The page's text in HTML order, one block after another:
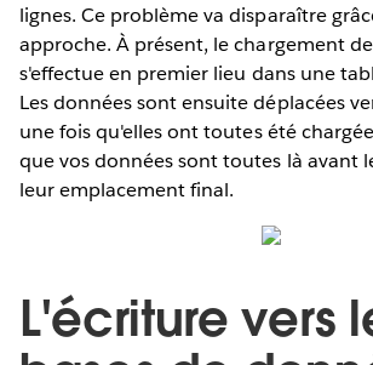
lignes. Ce problème va disparaître
approche. À présent, le chargement
s'effectue en premier lieu dans une
Les données sont ensuite déplacées
une fois qu'elles ont toutes été
que vos données sont toutes là avant
leur emplacement final.
L'écriture vers